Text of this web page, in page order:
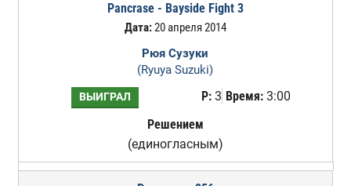
Pancrase - Bayside Fight 3
Дата:20 апреля 2014
Рюя Сузуки
(Ryuya Suzuki)
ВЫИГРАЛ Р:3 Время:3:00
Решением
(единогласным)